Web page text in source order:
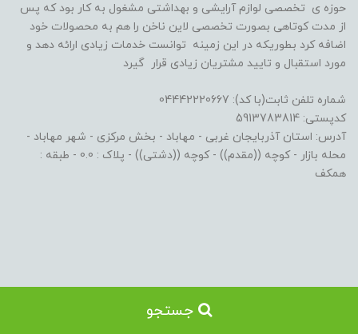
حوزه ی تخصصی لوازم آرایشی و بهداشتی مشغول به کار بود که پس
از مدت کوتاهی بصورت تخصصی لاین ناخن را هم به محصولات خود
اضافه کرد بطوریکه در این زمینه توانست خدمات زیادی ارائه دهد و
مورد استقبال و تایید مشتریان زیادی قرار گیرد
شماره تلفن ثابت(با کد): 04442220667
کدپستی: 5913783814
آدرس: استان آذربایجان غربی - مهاباد - بخش مرکزی - شهر مهاباد -
محله بازار - کوچه ((مقدم)) - کوچه ((دشتی)) - پلاک : 0.0 - طبقه :
همکف
ساخت سایت توسطPortal